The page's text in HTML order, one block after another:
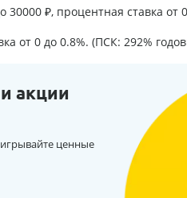
₽, процентная ставка от
от 0 до 0.8%. (ПСК: 292%
акции
ценные